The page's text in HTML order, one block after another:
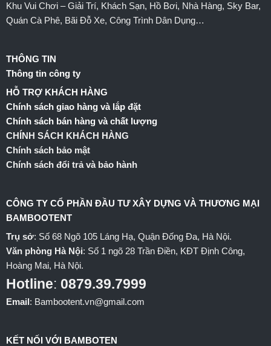
Khu Vui Chơi – Giải Trí, Khách Sạn, Hồ Bơi, Nhà Hàng, Sky Bar,
Quán Cà Phê, Bãi Đỗ Xe, Công Trình Dân Dụng…
THÔNG TIN
Thông tin công ty
HỖ TRỢ KHÁCH HÀNG
Chính sách giao hàng và lắp đặt
Chính sách bán hàng và chất lượng
CHÍNH SÁCH KHÁCH HÀNG
Chính sách bảo mật
Chính sách đổi trả và bảo hành
CÔNG TY CỔ PHẦN ĐẦU TƯ XÂY DỰNG VÀ THƯƠNG MẠI
BAMBOOTENT
Trụ sở: Số 68 Ngõ 105 Láng Hạ, Quận Đống Đa, Hà Nội.
Văn phòng Hà Nội: Số 1 ngõ 28 Trần Điền, KĐT Định Công,
Hoàng Mai, Hà Nội.
Hotline: 0879.39.7999
Email : Bambootent.vn@gmail.com
KẾT NỐI VỚI BAMBOTEN